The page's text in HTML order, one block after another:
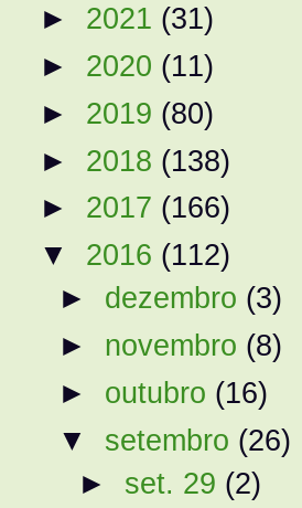
► 2021 (31)
► 2020 (11)
► 2019 (80)
► 2018 (138)
► 2017 (166)
▼ 2016 (112)
► dezembro (3)
► novembro (8)
► outubro (16)
▼ setembro (26)
► set. 29 (2)